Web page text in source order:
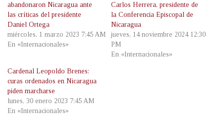
abandonaron Nicaragua ante
las críticas del presidente
Daniel Ortega
miércoles, 1 marzo 2023 7:45 AM
En «Internacionales»
Carlos Herrera, presidente de
la Conferencia Episcopal de
Nicaragua
jueves, 14 noviembre 2024 12:30
PM
En «Internacionales»
Cardenal Leopoldo Brenes:
curas ordenados en Nicaragua
piden marcharse
lunes, 30 enero 2023 7:45 AM
En «Internacionales»